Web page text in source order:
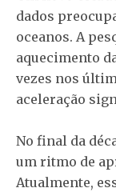
dados
oceanos. A
aquecimento
vezes nos
aceleração
No final da
um ritmo de
Atualmente,